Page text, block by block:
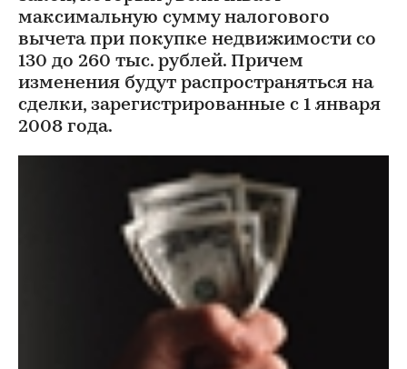
максимальную сумму налогового
вычета при покупке недвижимости со
130 до 260 тыс. рублей. Причем
изменения будут распространяться на
сделки, зарегистрированные с 1 января
2008 года.